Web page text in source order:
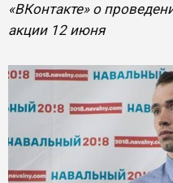
«ВКонтакте» о
акции 12 июня